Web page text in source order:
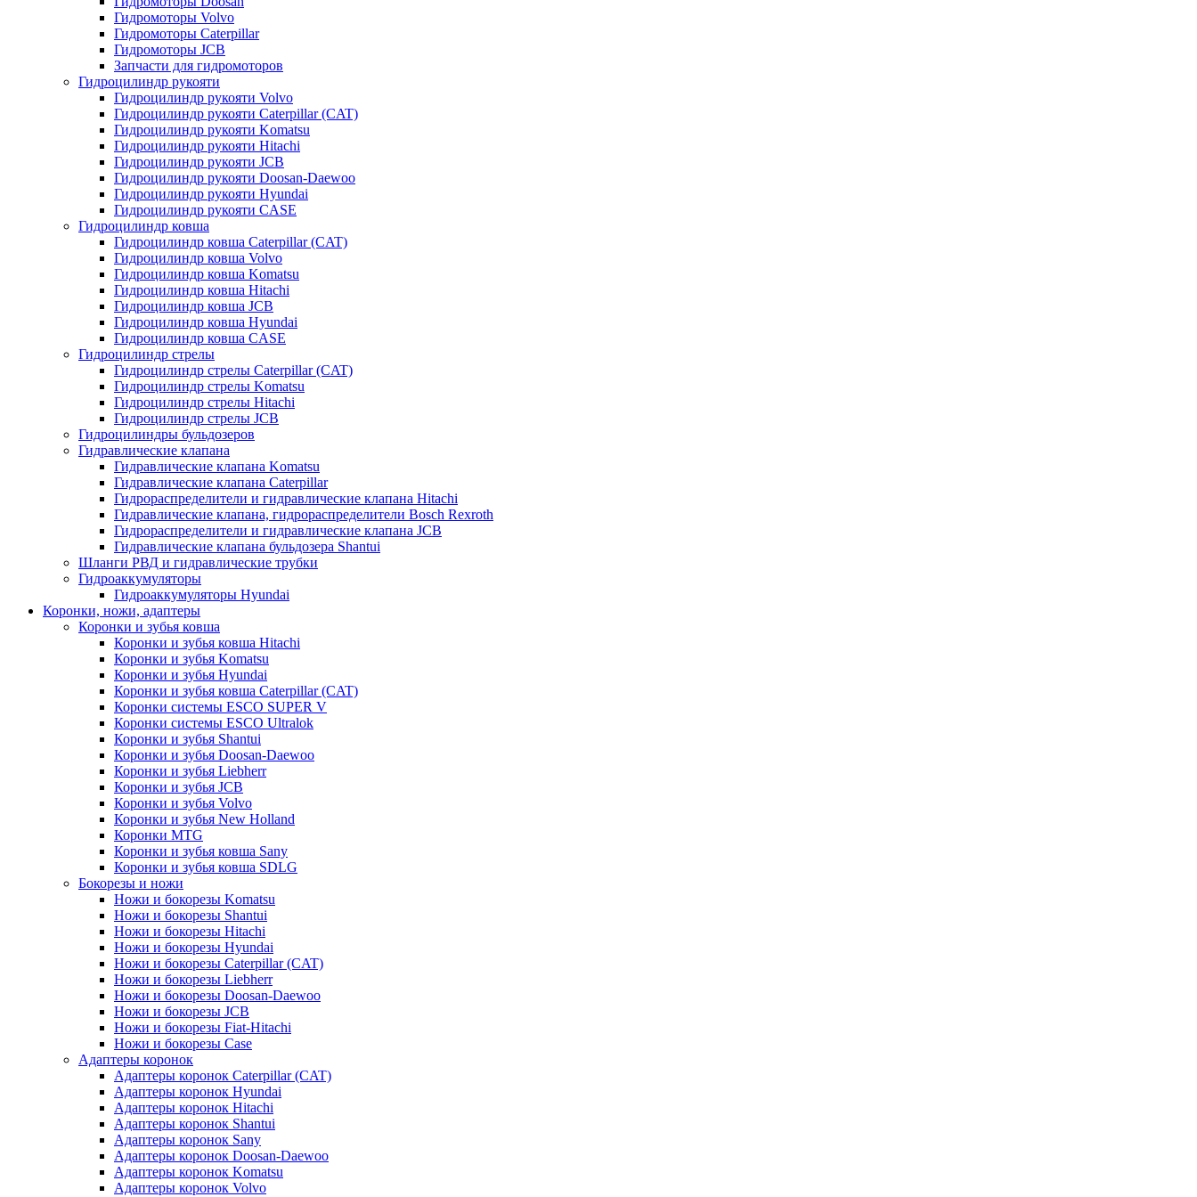
Гидромоторы Volvo
Гидромоторы Caterpillar
Гидромоторы JCB
Запчасти для гидромоторов
Гидроцилиндр рукояти
Гидроцилиндр рукояти Volvo
Гидроцилиндр рукояти Caterpillar (CAT)
Гидроцилиндр рукояти Komatsu
Гидроцилиндр рукояти Hitachi
Гидроцилиндр рукояти JCB
Гидроцилиндр рукояти Doosan-Daewoo
Гидроцилиндр рукояти Hyundai
Гидроцилиндр рукояти CASE
Гидроцилиндр ковша
Гидроцилиндр ковша Caterpillar (CAT)
Гидроцилиндр ковша Volvo
Гидроцилиндр ковша Komatsu
Гидроцилиндр ковша Hitachi
Гидроцилиндр ковша JCB
Гидроцилиндр ковша Hyundai
Гидроцилиндр ковша CASE
Гидроцилиндр стрелы
Гидроцилиндр стрелы Caterpillar (CAT)
Гидроцилиндр стрелы Komatsu
Гидроцилиндр стрелы Hitachi
Гидроцилиндр стрелы JCB
Гидроцилиндры бульдозеров
Гидравлические клапана
Гидравлические клапана Komatsu
Гидравлические клапана Caterpillar
Гидрораспределители и гидравлические клапана Hitachi
Гидравлические клапана, гидрораспределители Bosch Rexroth
Гидрораспределители и гидравлические клапана JCB
Гидравлические клапана бульдозера Shantui
Шланги РВД и гидравлические трубки
Гидроаккумуляторы
Гидроаккумуляторы Hyundai
Коронки, ножи, адаптеры
Коронки и зубья ковша
Коронки и зубья ковша Hitachi
Коронки и зубья Komatsu
Коронки и зубья Hyundai
Коронки и зубья ковша Caterpillar (CAT)
Коронки системы ESCO SUPER V
Коронки системы ESCO Ultralok
Коронки и зубья Shantui
Коронки и зубья Doosan-Daewoo
Коронки и зубья Liebherr
Коронки и зубья JCB
Коронки и зубья Volvo
Коронки и зубья New Holland
Коронки MTG
Коронки и зубья ковша Sany
Коронки и зубья ковша SDLG
Бокорезы и ножи
Ножи и бокорезы Komatsu
Ножи и бокорезы Shantui
Ножи и бокорезы Hitachi
Ножи и бокорезы Hyundai
Ножи и бокорезы Caterpillar (CAT)
Ножи и бокорезы Liebherr
Ножи и бокорезы Doosan-Daewoo
Ножи и бокорезы JCB
Ножи и бокорезы Fiat-Hitachi
Ножи и бокорезы Case
Адаптеры коронок
Адаптеры коронок Caterpillar (CAT)
Адаптеры коронок Hyundai
Адаптеры коронок Hitachi
Адаптеры коронок Shantui
Адаптеры коронок Sany
Адаптеры коронок Doosan-Daewoo
Адаптеры коронок Komatsu
Адаптеры коронок Volvo